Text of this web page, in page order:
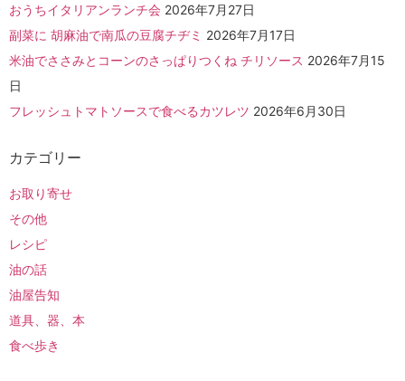
おうちイタリアンランチ会 2026年7月27日
副菜に 胡麻油で南瓜の豆腐チヂミ 2026年7月17日
米油でささみとコーンのさっぱりつくね チリソース 2026年7月15
日
フレッシュトマトソースで食べるカツレツ 2026年6月30日
カテゴリー
お取り寄せ
その他
レシピ
油の話
油屋告知
道具、器、本
食べ歩き